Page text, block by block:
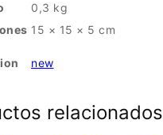
0,3 kg
15 × 15 × 5 cm
new
relacionados